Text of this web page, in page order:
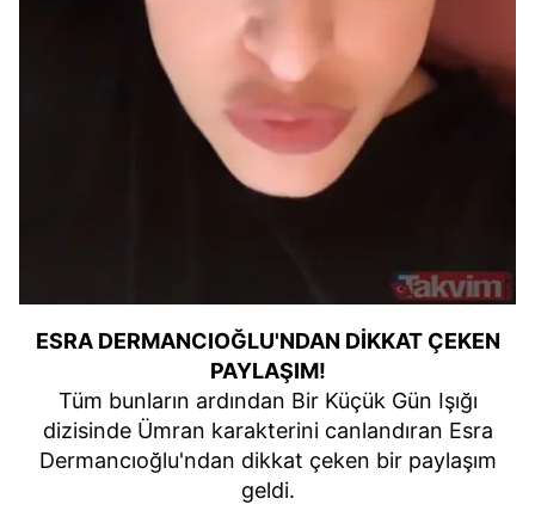
ESRA DERMANCIOĞLU'NDAN DİKKAT ÇEKEN
PAYLAŞIM!
Tüm bunların ardından Bir Küçük Gün Işığı
dizisinde Ümran karakterini canlandıran Esra
Dermancıoğlu'ndan dikkat çeken bir paylaşım
geldi.